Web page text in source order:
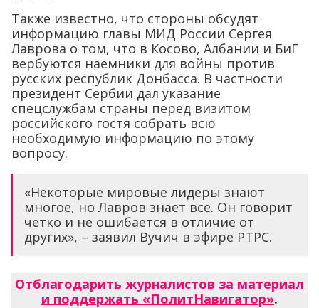
Также известно, что стороны обсудят
информацию главы МИД России Сергея
Лаврова о том, что в Косово, Албании и БиГ
вербуются наемники для войны против
русских республик Донбасса. В частности
президент Сербии дал указание
спецслужбам страны перед визитом
российского гостя собрать всю
необходимую информацию по этому
вопросу.
«Некоторые мировые лидеры знают
многое, но Лавров знает все. Он говорит
четко и не ошибается в отличие от
других», – заявил Вучич в эфире РТРС.
Отблагодарить журналистов за материал
и поддержать «ПолитНавигатор».